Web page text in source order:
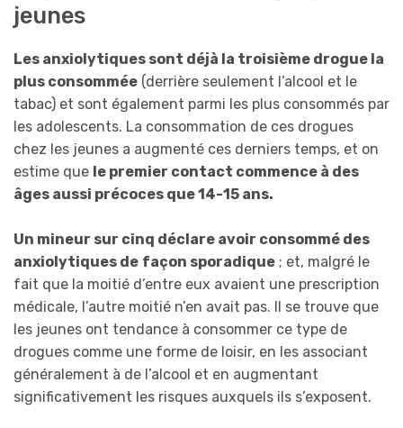
jeunes
Les anxiolytiques sont déjà la troisième drogue la
plus consommée (derrière seulement l’alcool et le
tabac) et sont également parmi les plus consommés par
les adolescents. La consommation de ces drogues
chez les jeunes a augmenté ces derniers temps, et on
estime que le premier contact commence à des
âges aussi précoces que 14-15 ans.
Un mineur sur cinq déclare avoir consommé des
anxiolytiques de façon sporadique ; et, malgré le
fait que la moitié d’entre eux avaient une prescription
médicale, l’autre moitié n’en avait pas. Il se trouve que
les jeunes ont tendance à consommer ce type de
drogues comme une forme de loisir, en les associant
généralement à de l’alcool et en augmentant
significativement les risques auxquels ils s’exposent.